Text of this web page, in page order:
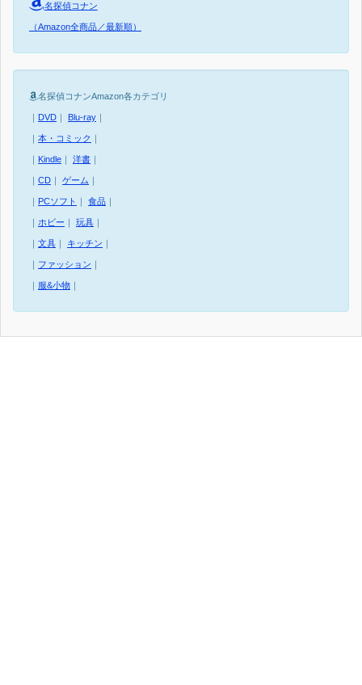
名探偵コナン
（Amazon全商品／最新順）
名探偵コナンAmazon各カテゴリ
DVD Blu-ray
本・コミック
Kindle 洋書
CD ゲーム
PCソフト 食品
ホビー 玩具
文具 キッチン
ファッション
服&小物